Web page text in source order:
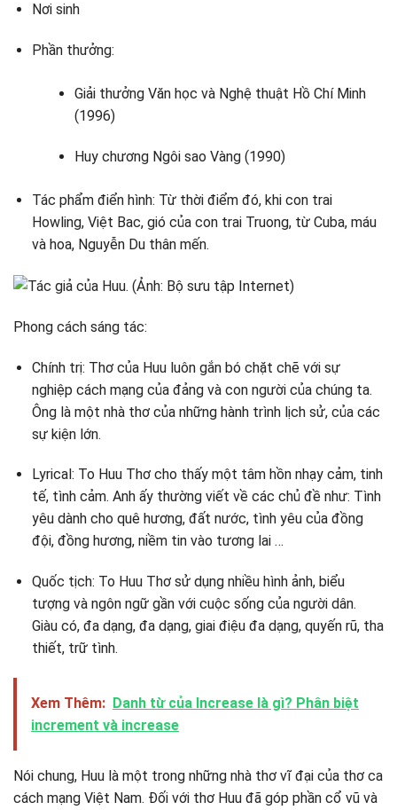
Nơi sinh
Phần thưởng:
Giải thưởng Văn học và Nghệ thuật Hồ Chí Minh
(1996)
Huy chương Ngôi sao Vàng (1990)
Tác phẩm điển hình: Từ thời điểm đó, khi con trai
Howling, Việt Bac, gió của con trai Truong, từ Cuba, máu
và hoa, Nguyễn Du thân mến.
Phong cách sáng tác:
Chính trị: Thơ của Huu luôn gắn bó chặt chẽ với sự
nghiệp cách mạng của đảng và con người của chúng ta.
Ông là một nhà thơ của những hành trình lịch sử, của các
sự kiện lớn.
Lyrical: To Huu Thơ cho thấy một tâm hồn nhạy cảm, tinh
tế, tình cảm. Anh ấy thường viết về các chủ đề như: Tình
yêu dành cho quê hương, đất nước, tình yêu của đồng
đội, đồng hương, niềm tin vào tương lai …
Quốc tịch: To Huu Thơ sử dụng nhiều hình ảnh, biểu
tượng và ngôn ngữ gần với cuộc sống của người dân.
Giàu có, đa dạng, đa dạng, giai điệu đa dạng, quyến rũ, tha
thiết, trữ tình.
Xem Thêm: Danh từ của Increase là gì? Phân biệt
increment và increase
Nói chung, Huu là một trong những nhà thơ vĩ đại của thơ ca
cách mạng Việt Nam. Đối với thơ Huu đã góp phần cổ vũ và